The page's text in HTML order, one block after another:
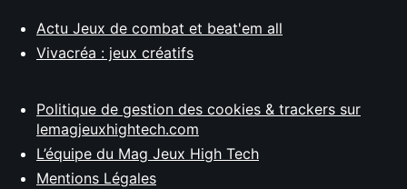
Actu Jeux de combat et beat'em all
Vivacréa : jeux créatifs
Politique de gestion des cookies & trackers sur
lemagjeuxhightech.com
L’équipe du Mag Jeux High Tech
Mentions Légales